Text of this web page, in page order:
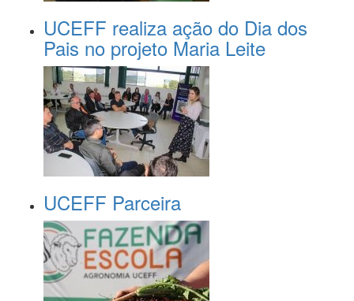
UCEFF realiza ação do Dia dos
Pais no projeto Maria Leite
UCEFF Parceira